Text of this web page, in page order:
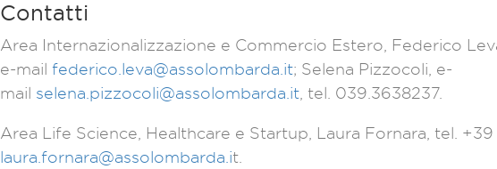
Contatti
Area Internazionalizzazione e Commercio Estero, Federico
e-mail federico.leva@assolombarda.it; Selena Pizzocoli, e-
mail selena.pizzocoli@assolombarda.it , tel. 039.3638237.
Area Life Science, Healthcare e Startup, Laura Fornara, tel. +39
laura.fornara@assolombarda.it.